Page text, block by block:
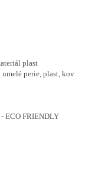
plast
perie, plast, kov
ECO FRIENDLY